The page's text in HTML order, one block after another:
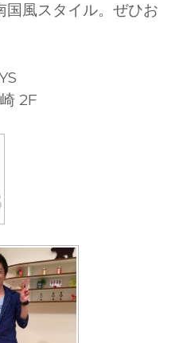
国風スタイル。ぜひお
2F